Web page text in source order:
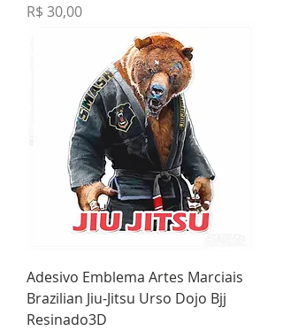
Preço
R$ 30,00
Adesivo Emblema Artes Marciais
Brazilian Jiu-Jitsu Urso Dojo Bjj
Resinado3D